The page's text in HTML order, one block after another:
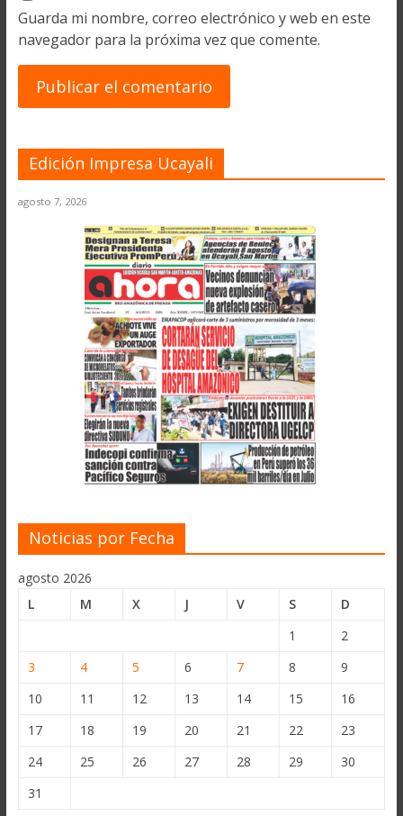
Guarda mi nombre, correo electrónico y web en este
navegador para la próxima vez que comente.
Edición Impresa Ucayali
agosto 7, 2026
Noticias por Fecha
agosto 2026
L
M X J V S
D
1
2
3
4 5 6 7 8
9
10
11 12 13 14 15
16
17
18 19 20 21 22
23
24
25 26 27 28 29
30
31